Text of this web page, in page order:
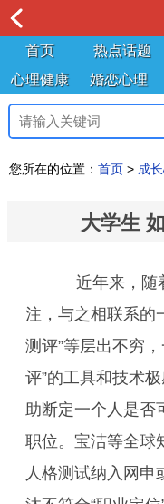
首页 热点话题
心理健康
婚恋心理
您所在的位置： 首页 > 成
大学生
近年来，随着
注，与之相联系的
测评”等层出不穷
评”的工具和技术
助断定一个人是否
职位。宝洁等全球
人格测试纳入网申